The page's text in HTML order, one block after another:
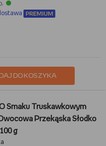
DO KOSZYKA
Smaku Truskawkowym
Przekąska Słodko
g